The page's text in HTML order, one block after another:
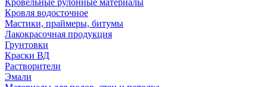
Кровельные рулонные материалы
Кровля водосточное
Мастики, праймеры, битумы
Лакокрасочная продукция
Грунтовки
Краски ВД
Растворители
Эмали